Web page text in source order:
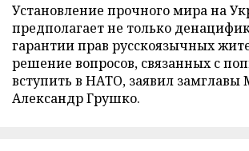
Установление прочного мира на
предполагает не только
гарантии прав русскоязычных
решение вопросов, связанных с
вступить в НАТО, заявил
Александр Грушко.